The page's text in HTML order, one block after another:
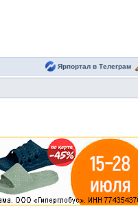
Ярпортал в Телеграм